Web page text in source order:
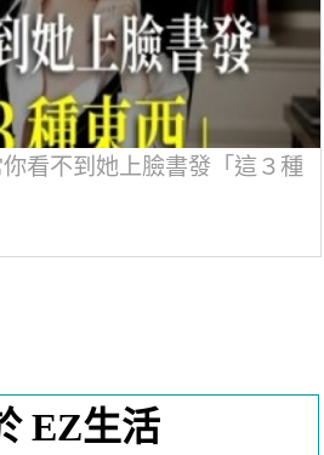
看不到她上臉書發「這３種
EZ生活